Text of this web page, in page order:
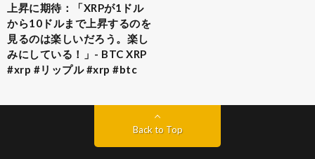
上昇に期待：「XRPが1ドル
から10ドルまで上昇するのを
見るのは楽しいだろう。楽し
みにしている！」- BTC XRP
#xrp #リップル #xrp #btc
Back to Top